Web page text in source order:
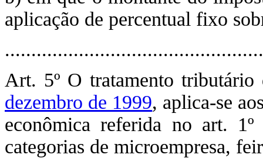
aplicação de percentual fixo
Art. 5º O tratamento
dezembro de 1999, aplica-se
econômica referida no art.
categorias de microempresa,